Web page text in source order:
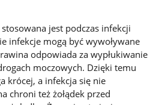
stosowana jest podczas infekcji
infekcje mogą być wywoływane
odpowiada za wypłukiwanie
moczowych. Dzięki temu
krócej, a infekcja się nie
chroni też żołądek przed